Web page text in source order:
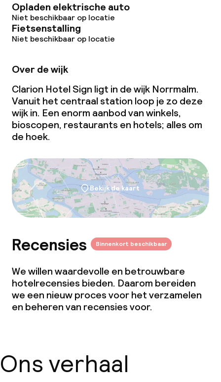
Lunch à la carte
Diner à la carte
Schoonmaakvoorzieningen
Wasservice
Conferentieruimte
Vergaderruimte
Opladen elektrische auto
Niet beschikbaar op locatie
Fietsenstalling
Niet beschikbaar op locatie
Over de wijk
Clarion Hotel Sign ligt in de wijk Norrmalm.
Vanuit het centraal station loop je zo deze
wijk in. Een enorm aanbod van winkels,
bioscopen, restaurants en hotels; alles om
de hoek.
Bekijk de kaart
Recensies Binnenkort beschikbaar
We willen waardevolle en betrouwbare
hotelrecensies bieden. Daarom bereiden
we een nieuw proces voor het verzamelen
en beheren van recensies voor.
Ons verhaal